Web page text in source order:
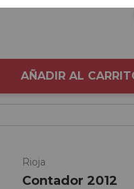
AÑADIR AL
Rioja
Contador 2012